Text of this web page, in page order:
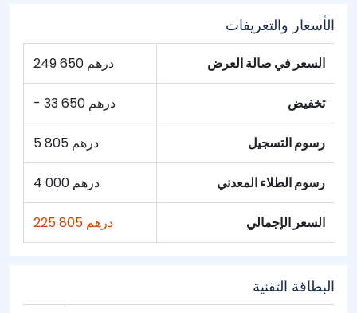
الأسعار والتعريفات
السعر في صالة العرض 249 650 درهم
تخفيض - 33 650 درهم
رسوم التسجيل 5 805 درهم
رسوم الطلاء المعدني 4 000 درهم
السعر الإجمالي 225 805 درهم
البطاقة التقنية